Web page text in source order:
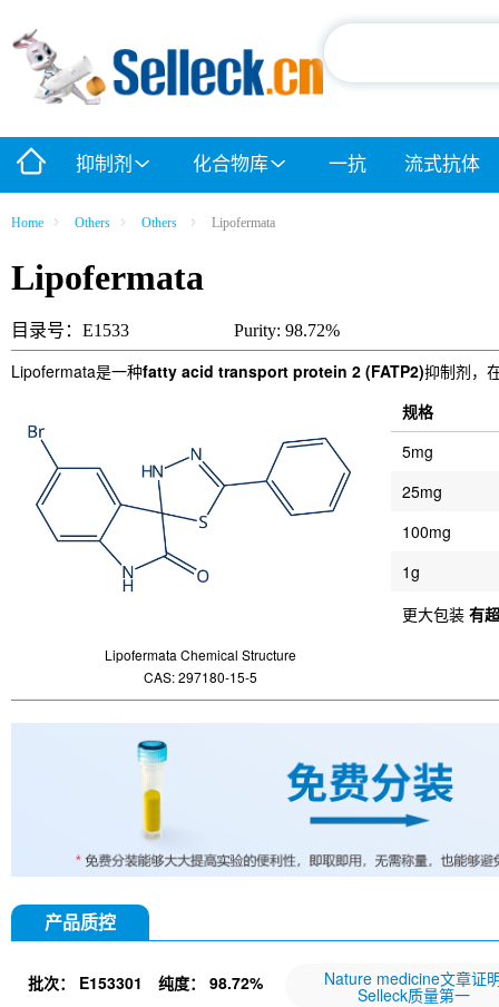
抑制剂 化合物库 一抗 流式抗体
Home Others Others Lipofermata
Lipofermata
目录号：E1533 Purity: 98.72%
Lipofermata是一种fatty acid transport protein 2 (FATP2)抑制剂，
Lipofermata Chemical Structure
CAS: 297180-15-5
规格
5mg
25mg
100mg
1g
更大包装 有
产品质控
批次： E153301 纯度： 98.72% Nature medicine文章证
Selleck质量第一